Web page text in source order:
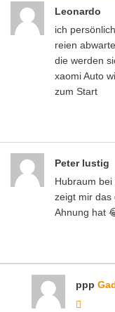
Leonardo
ich
reien
die werden
xaomi Auto
zum Start
Peter lustig
Hubraum
zeigt mir das
Ahnung hat
ppp